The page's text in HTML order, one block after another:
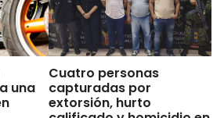
una
Cuatro personas
capturadas por
extorsión, hurto